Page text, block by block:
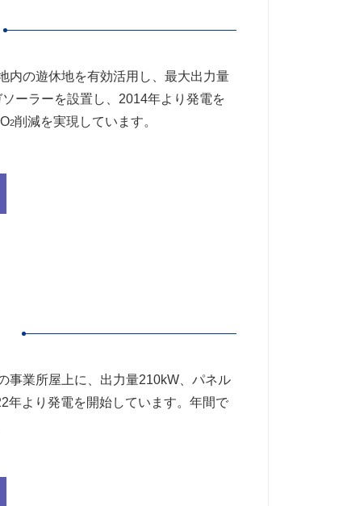
内の遊休地を有効活用し、最大出力量
ーラーを設置し、2014年より発電を
2削減を実現しています。
事業所屋上に、出力量210kW、パネル
年より発電を開始しています。年間で